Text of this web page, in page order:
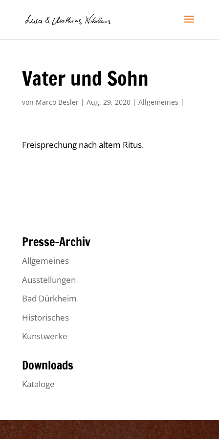
Vater und Sohn
von Marco Besler| Aug. 29, 2020| Allgemeines |
Freisprechung nach altem Ritus.
Presse-Archiv
Allgemeines
Ausstellungen
Bad Dürkheim
Historisches
Kunstwerke
Downloads
Kataloge